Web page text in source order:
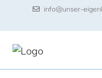
info@unser-